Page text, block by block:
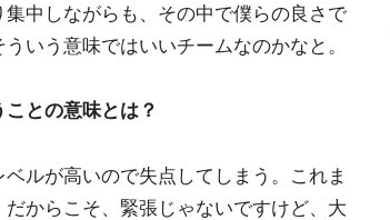
中しながらも、その中で僕らの良さで
いう意味ではいいチームなのかなと。
との意味とは？
ルが高いので失点してしまう。これま
からこそ、緊張じゃないですけど、大